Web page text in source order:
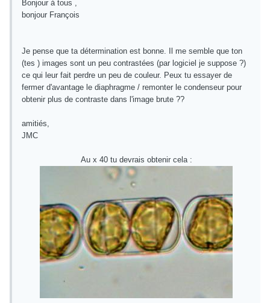
Bonjour à tous ,
bonjour François
Je pense que ta détermination est bonne. Il me semble que ton
(tes ) images sont un peu contrastées (par logiciel je suppose ?)
ce qui leur fait perdre un peu de couleur. Peux tu essayer de
fermer d'avantage le diaphragme / remonter le condenseur pour
obtenir plus de contraste dans l'image brute ??
amitiés,
JMC
Au x 40 tu devrais obtenir cela :